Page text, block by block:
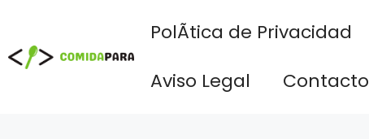
contenido
PolÃ­tica de Privacidad
Aviso Legal
Contacto